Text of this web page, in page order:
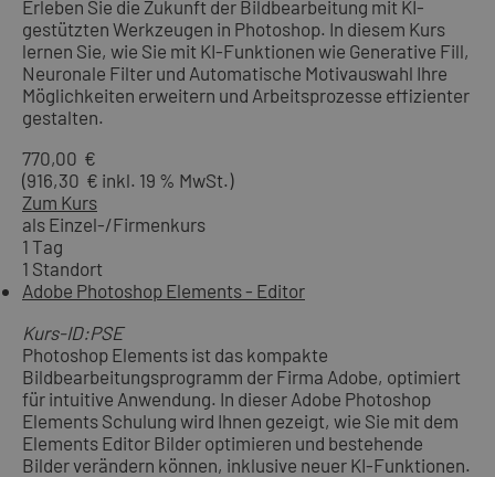
Erleben Sie die Zukunft der Bildbearbeitung mit KI-
gestützten Werkzeugen in Photoshop. In diesem Kurs
lernen Sie, wie Sie mit KI-Funktionen wie Generative Fill,
Neuronale Filter und Automatische Motivauswahl Ihre
Möglichkeiten erweitern und Arbeitsprozesse effizienter
gestalten.
770,00 €
(916,30 € inkl. 19 % MwSt.)
Zum Kurs
als Einzel-/Firmenkurs
1 Tag
1 Standort
Adobe Photoshop Elements - Editor
Kurs-ID:PSE
Photoshop Elements ist das kompakte
Bildbearbeitungsprogramm der Firma Adobe, optimiert
für intuitive Anwendung. In dieser Adobe Photoshop
Elements Schulung wird Ihnen gezeigt, wie Sie mit dem
Elements Editor Bilder optimieren und bestehende
Bilder verändern können, inklusive neuer KI-Funktionen.